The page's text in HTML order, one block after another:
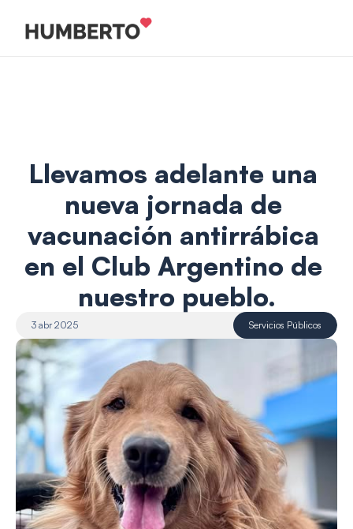
Llevamos adelante una
nueva jornada de
vacunación antirrábica
en el Club Argentino de
nuestro pueblo.
3 abr 2025 Servicios Públicos